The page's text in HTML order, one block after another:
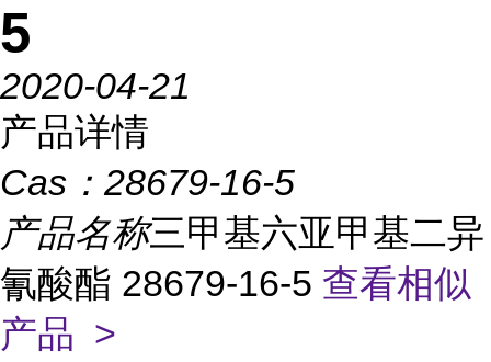
5
2020-04-21
产品详情
Cas： 28679-16-5
产品名称三甲基六亚甲基二异
氰酸酯 28679-16-5 查看相似
产品 >